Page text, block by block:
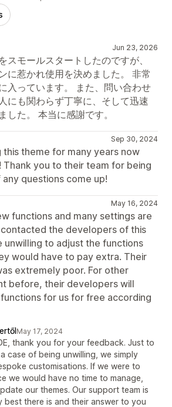
Jun 23, 2026
スモールスタートしたのですが、
に惹かれ使用を決めました。 非常
入っています。 また、問い合わせ
にも関わらず丁寧に、そして迅速
した。 本当に感謝です。
Sep 30, 2024
this theme for many years now
Thank you to their team for being
questions come up!
May 16, 2024
functions and many settings are
the developers of this
to adjust the functions
would have to pay extra. Their
extremely poor. For other
before, their developers will
for us for free according
May 17, 2024
thank you for your feedback. Just to
case of being unwilling, we simply
customisations. If we were to
we would have no time to manage,
our themes. Our support team is
best there is and their answer to you